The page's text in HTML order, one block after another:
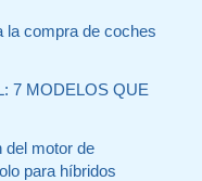
la compra de coches
7 MODELOS QUE
del motor de
para híbridos